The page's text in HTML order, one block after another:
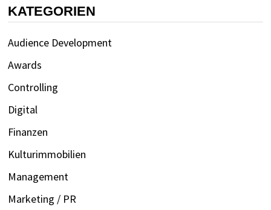
KATEGORIEN
Audience Development
Awards
Controlling
Digital
Finanzen
Kulturimmobilien
Management
Marketing / PR